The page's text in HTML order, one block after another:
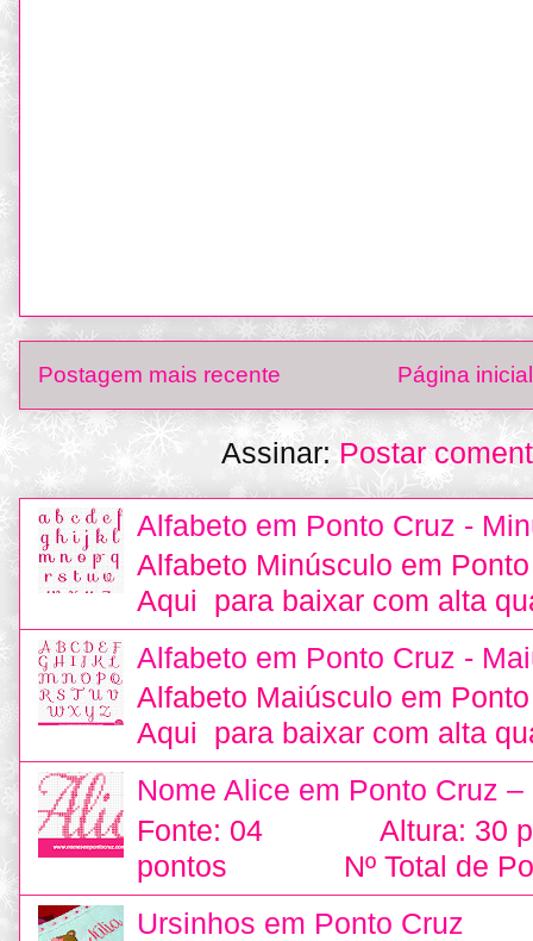
Postagem mais recente Página inicial
Assinar: Postar
Alfabeto em Ponto Cruz -
Alfabeto Minúsculo em
Aqui para baixar com alta
Alfabeto em Ponto Cruz -
Alfabeto Maiúsculo em
Aqui para baixar com alta
Nome Alice em Ponto Cruz –
Fonte: 04 Altura: 30
pontos Nº Total de
Ursinhos em Ponto Cruz